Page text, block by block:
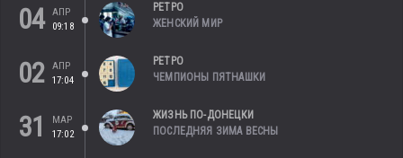
04 АПР
09:18
РЕТРО
ЖЕНСКИЙ МИР
02
АПР
17:04
РЕТРО
ЧЕМПИОНЫ ПЯТНАШКИ
31
МАР
17:02
ЖИЗНЬ ПО-ДОНЕЦКИ
ПОСЛЕДНЯЯ ЗИМА ВЕСНЫ